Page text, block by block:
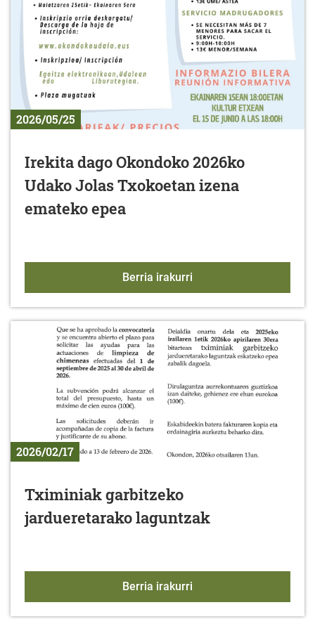
2026/05/25
Irekita dago Okondoko 2026ko
Udako Jolas Txokoetan izena
emateko epea
Berria irakurri
2026/02/17
Tximiniak garbitzeko
jardueretarako laguntzak
Berria irakurri